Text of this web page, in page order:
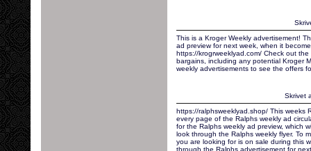
This is a Kroger Weekly advertisement!
ad preview for next week, when it
https://krogrweeklyad.com/ Check out
bargains, including any potential Kroger
weekly advertisements to see the offers
Skrivet
https://ralphsweeklyad.shop/ This weeks
every page of the Ralphs weekly ad
for the Ralphs weekly ad preview, which
look through the Ralphs weekly flyer. To
you are looking for is on sale during this
through the Ralphs advertisement for